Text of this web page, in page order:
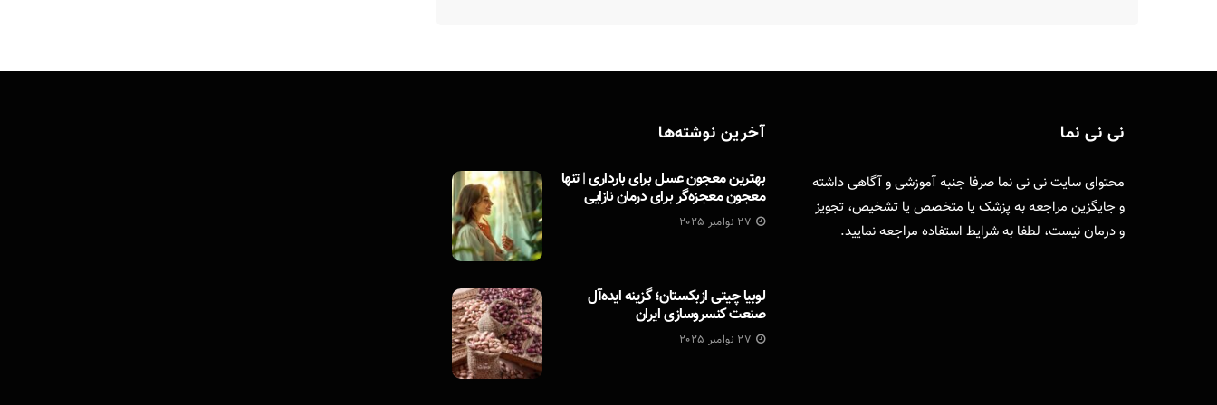
نی نی نما
محتوای سایت نی نی نما صرفا جنبه آموزشی و آگاهی داشته
و جایگزین مراجعه به پزشک یا متخصص یا تشخیص، تجویز
و درمان نیست، لطفا بهشرایط استفاده مراجعه نمایید.
آخرین نوشته‌ها
بهترین معجون عسل برای بارداری | تنها
معجون معجزه‌گر برای درمان نازایی
27 نوامبر 2025
لوبیا چیتی ازبکستان؛ گزینه ایده‌آل
صنعت کنسروسازی ایران
27 نوامبر 2025